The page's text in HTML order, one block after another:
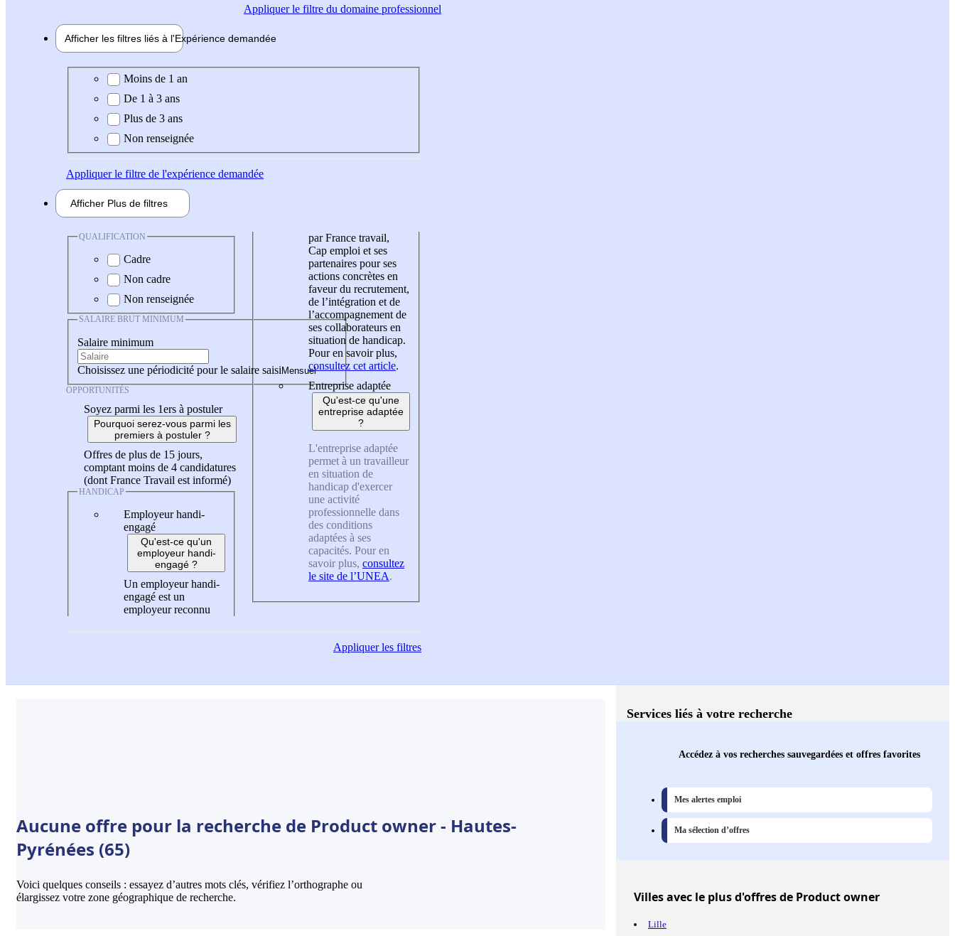
Appliquerle filtre du domaine professionnel
Afficher les filtres liés à l'Expérience demandée
Expérience demandée
Moins de 1 an
De 1 à 3 ans
Plus de 3 ans
Non renseignée
Appliquerle filtre de l'expérience demandée
Afficher Plus de filtres
QUALIFICATION
Cadre
Non cadre
Non renseignée
SALAIRE BRUT MINIMUM
Salaire minimum
Choisissez une périodicité pour le salaire saisi
OPPORTUNITÉS
Soyez parmi les 1ers à postuler
Pourquoi serez-vous parmi les
premiers à postuler ?
Offres de plus de 15 jours,
comptant moins de 4 candidatures
(dont France Travail est informé)
HANDICAP
Employeur handi-
engagé
Qu'est-ce qu'un
employeur handi-
engagé ?
Un employeur handi-
engagé est un
employeur reconnu
par France travail,
Cap emploi et ses
partenaires pour ses
actions concrètes en
faveur du recrutement,
de l’intégration et de
l’accompagnement de
ses collaborateurs en
situation de handicap.
Pour en savoir plus,
consultez cet article.
Entreprise adaptée
Qu'est-ce qu'une
entreprise adaptée
?
L'entreprise adaptée
permet à un travailleur
en situation de
handicap d'exercer
une activité
professionnelle dans
des conditions
adaptées à ses
capacités. Pour en
savoir plus, consultez
le site de l’UNEA.
Appliquerles filtres
Aucune offre pour la recherche de Product owner - Hautes-
Pyrénées (65)
Voici quelques conseils : essayez d’autres mots clés, vérifiez l’orthographe ou
élargissez votre zone géographique de recherche.
Services liés à votre recherche
Accédez à vos recherches sauvegardées et offres favorites
Mes alertes emploi
Ma sélection d’offres
Villesavec le plus d'offres de Product owner
Lille